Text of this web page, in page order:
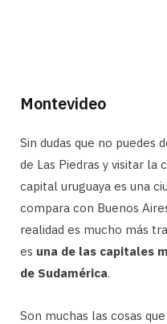
Montevideo
Sin dudas que no puedes
de Las Piedras y visitar la
capital uruguaya es una
compara con Buenos
realidad es mucho más
es una de las capitales
de Sudamérica.
Son muchas las cosas